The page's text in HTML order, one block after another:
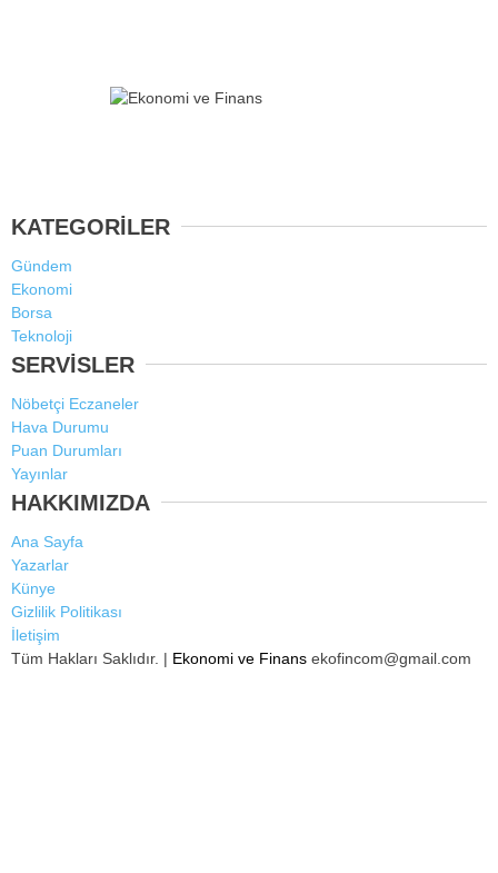
KATEGORİLER
Gündem
Ekonomi
Borsa
Teknoloji
SERVİSLER
Nöbetçi Eczaneler
Hava Durumu
Puan Durumları
Yayınlar
HAKKIMIZDA
Ana Sayfa
Yazarlar
Künye
Gizlilik Politikası
İletişim
Tüm Hakları Saklıdır. | Ekonomi ve Finans ekofincom@gmail.com